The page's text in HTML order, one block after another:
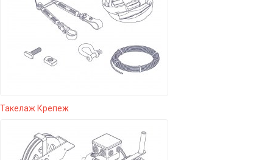
Такелаж Крепеж